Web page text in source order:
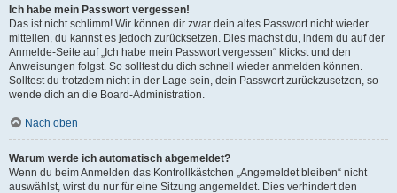
Ich habe mein Passwort vergessen!
Das ist nicht schlimm! Wir können dir zwar dein altes Passwort nicht wieder
mitteilen, du kannst es jedoch zurücksetzen. Dies machst du, indem du auf der
Anmelde-Seite auf „Ich habe mein Passwort vergessen“ klickst und den
Anweisungen folgst. So solltest du dich schnell wieder anmelden können.
Solltest du trotzdem nicht in der Lage sein, dein Passwort zurückzusetzen, so
wende dich an die Board-Administration.
Nach oben
Warum werde ich automatisch abgemeldet?
Wenn du beim Anmelden das Kontrollkästchen „Angemeldet bleiben“ nicht
auswählst, wirst du nur für eine Sitzung angemeldet. Dies verhindert den